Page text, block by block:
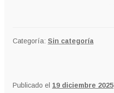
Categoría: Sin categoría
Publicado el 19 diciembre 2025